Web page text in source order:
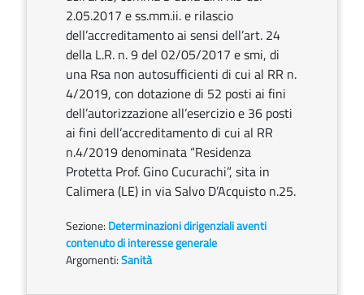
2.05.2017 e ss.mm.ii. e rilascio
dell’accreditamento ai sensi dell’art. 24
della L.R. n. 9 del 02/05/2017 e smi, di
una Rsa non autosufficienti di cui al RR n.
4/2019, con dotazione di 52 posti ai fini
dell’autorizzazione all’esercizio e 36 posti
ai fini dell’accreditamento di cui al RR
n.4/2019 denominata “Residenza
Protetta Prof. Gino Cucurachi”, sita in
Calimera (LE) in via Salvo D’Acquisto n.25.
Sezione: Determinazioni dirigenziali aventi
contenuto di interesse generale
Argomenti:Sanità